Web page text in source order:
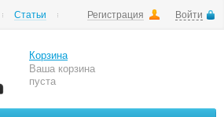
Регистрация Войти
Статьи
Корзина
Ваша корзина
пуста